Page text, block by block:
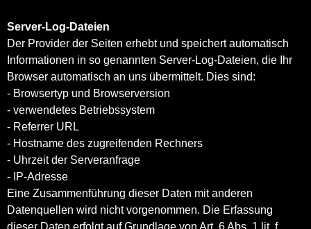
Server-Log-Dateien
Der Provider der Seiten erhebt und speichert automatisch
Informationen in so genannten Server-Log-Dateien, die Ihr
Browser automatisch an uns übermittelt. Dies sind:
- Browsertyp und Browserversion
- verwendetes Betriebssystem
- Referrer URL
- Hostname des zugreifenden Rechners
- Uhrzeit der Serveranfrage
- IP-Adresse
Eine Zusammenführung dieser Daten mit anderen
Datenquellen wird nicht vorgenommen. Die Erfassung
dieser Daten erfolgt auf Grundlage von Art. 6 Abs. 1 lit. f